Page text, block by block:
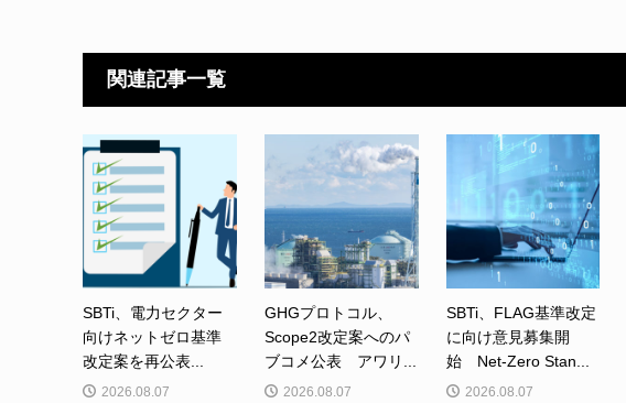
関連記事一覧
SBTi、電力セクター
向けネットゼロ基準
改定案を再公表...
2026.08.07
GHGプロトコル、
Scope2改定案へのパ
ブコメ公表 アワリ...
2026.08.07
SBTi、FLAG基準改定
に向け意見募集開
始 Net-Zero Stan...
2026.08.07